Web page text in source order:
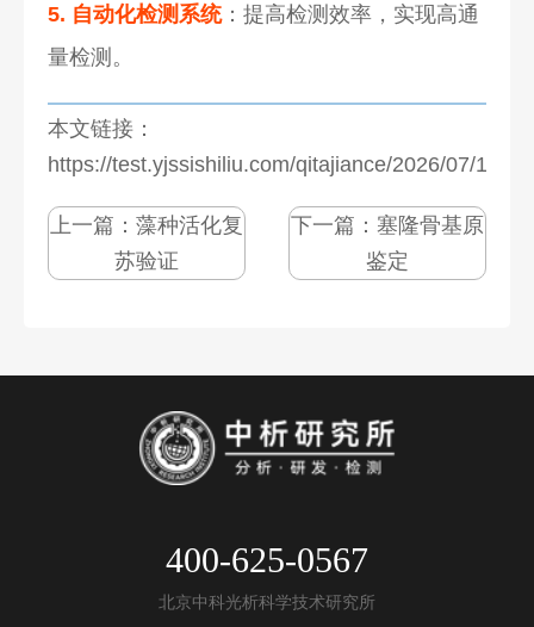
5. 自动化检测系统：提高检测效率，实现高通
量检测。
本文链接：
https://test.yjssishiliu.com/qitajiance/2026/07/
上一篇： 藻种活化复
苏验证
下一篇：塞隆骨基原
鉴定
400-625-0567
北京中科光析科学技术研究所